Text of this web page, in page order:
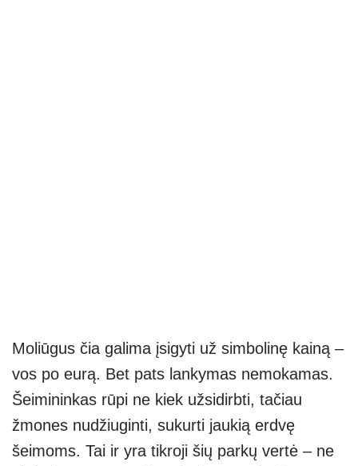
Moliūgus čia galima įsigyti už simbolinę kainą –
vos po eurą. Bet pats lankymas nemokamas.
Šeimininkas rūpi ne kiek užsidirbti, tačiau
žmones nudžiuginti, sukurti jaukią erdvę
šeimoms. Tai ir yra tikroji šių parkų vertė – ne